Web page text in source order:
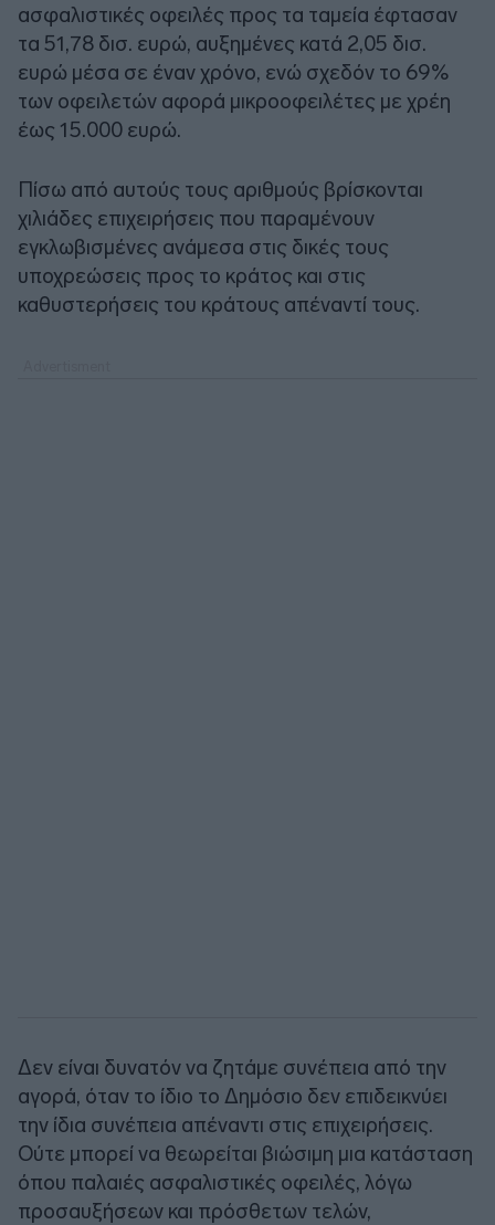
ασφαλιστικές οφειλές προς τα ταμεία έφτασαν
τα 51,78 δισ. ευρώ, αυξημένες κατά 2,05 δισ.
ευρώ μέσα σε έναν χρόνο, ενώ σχεδόν το 69%
των οφειλετών αφορά μικροοφειλέτες με χρέη
έως 15.000 ευρώ.
Πίσω από αυτούς τους αριθμούς βρίσκονται
χιλιάδες επιχειρήσεις που παραμένουν
εγκλωβισμένες ανάμεσα στις δικές τους
υποχρεώσεις προς το κράτος και στις
καθυστερήσεις του κράτους απέναντί τους.
Δεν είναι δυνατόν να ζητάμε συνέπεια από την
αγορά, όταν το ίδιο το Δημόσιο δεν επιδεικνύει
την ίδια συνέπεια απέναντι στις επιχειρήσεις.
Ούτε μπορεί να θεωρείται βιώσιμη μια κατάσταση
όπου παλαιές ασφαλιστικές οφειλές, λόγω
προσαυξήσεων και πρόσθετων τελών,